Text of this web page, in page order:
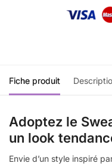
Fiche produit
Adoptez le
un look
Envie d’un style inspiré